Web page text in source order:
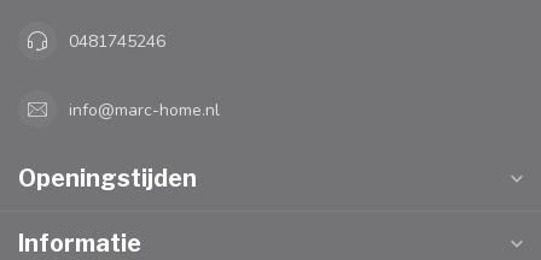
0481745246
info@marc-home.nl
Openingstijden
Informatie